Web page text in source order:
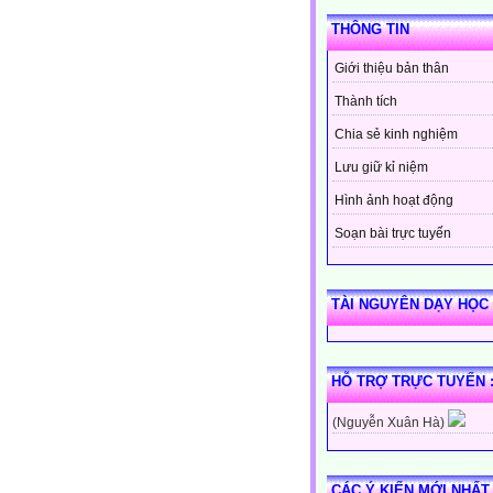
THÔNG TIN
Giới thiệu bản thân
Thành tích
Chia sẻ kinh nghiệm
Lưu giữ kỉ niệm
Hình ảnh hoạt động
Soạn bài trực tuyến
TÀI NGUYÊN DẠY HỌC
HỖ TRỢ TRỰC TUYẾN :
(Nguyễn Xuân Hà)